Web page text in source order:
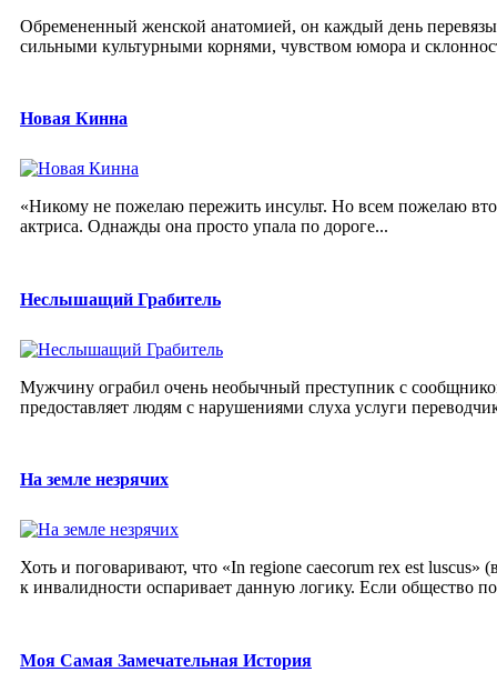
Обремененный женской анатомией, он каждый день
сильными культурными корнями, чувством юмора и
Новая Кинна
«Никому не пожелаю пережить инсульт. Но всем пожелаю
актриса. Однажды она просто упала по дороге...
Неслышащий Грабитель
Мужчину ограбил очень необычный преступник с
предоставляет людям с нарушениями слуха услуги
На земле незрячих
Хоть и поговаривают, что «In regione caecorum rex est
к инвалидности оспаривает данную логику. Если общество
Моя Самая Замечательная История